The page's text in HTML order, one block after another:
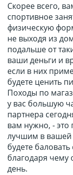
Скорее всего,
спортивное
физическую
не выходя из
подальше от
ваши деньги и
если в них
будете ценить
Походы по
у вас большую
партнера
вам нужно, - это
лучшим в вашей
будете
благодаря чему
день.